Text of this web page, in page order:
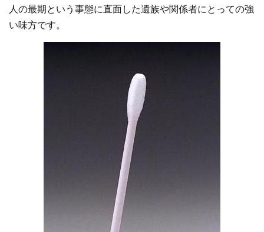
人の最期という事態に直面した遺族や関係者にとっての強
い味方です。